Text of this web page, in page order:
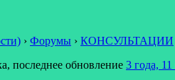
› Форумы › КОНСУЛЬТАЦИИ
последнее обновление 3 года,